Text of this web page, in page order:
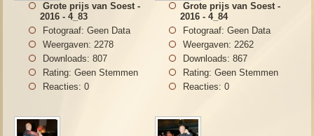
Grote prijs van Soest -
2016 - 4_83
Fotograaf: Geen Data
Weergaven: 2278
Downloads: 807
Rating: Geen Stemmen
Reacties: 0
Grote prijs van Soest -
2016 - 4_84
Fotograaf: Geen Data
Weergaven: 2262
Downloads: 867
Rating: Geen Stemmen
Reacties: 0